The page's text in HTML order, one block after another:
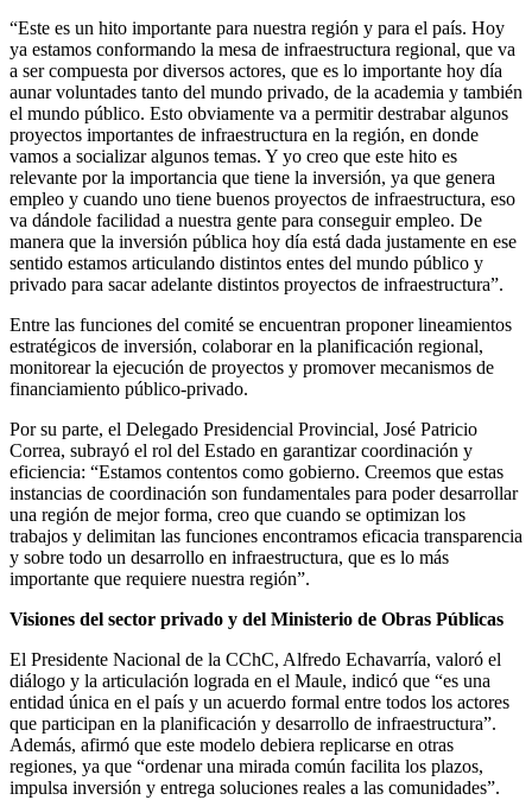
“Este es un hito importante para nuestra región y para el país. Hoy
ya estamos conformando la mesa de infraestructura regional, que va
a ser compuesta por diversos actores, que es lo importante hoy día
aunar voluntades tanto del mundo privado, de la academia y también
el mundo público. Esto obviamente va a permitir destrabar algunos
proyectos importantes de infraestructura en la región, en donde
vamos a socializar algunos temas. Y yo creo que este hito es
relevante por la importancia que tiene la inversión, ya que genera
empleo y cuando uno tiene buenos proyectos de infraestructura, eso
va dándole facilidad a nuestra gente para conseguir empleo. De
manera que la inversión pública hoy día está dada justamente en ese
sentido estamos articulando distintos entes del mundo público y
privado para sacar adelante distintos proyectos de infraestructura”.
Entre las funciones del comité se encuentran proponer lineamientos
estratégicos de inversión, colaborar en la planificación regional,
monitorear la ejecución de proyectos y promover mecanismos de
financiamiento público-privado.
Por su parte, el Delegado Presidencial Provincial, José Patricio
Correa, subrayó el rol del Estado en garantizar coordinación y
eficiencia: “Estamos contentos como gobierno. Creemos que estas
instancias de coordinación son fundamentales para poder desarrollar
una región de mejor forma, creo que cuando se optimizan los
trabajos y delimitan las funciones encontramos eficacia transparencia
y sobre todo un desarrollo en infraestructura, que es lo más
importante que requiere nuestra región”.
Visiones del sector privado y del Ministerio de Obras Públicas
El Presidente Nacional de la CChC, Alfredo Echavarría, valoró el
diálogo y la articulación lograda en el Maule, indicó que “es una
entidad única en el país y un acuerdo formal entre todos los actores
que participan en la planificación y desarrollo de infraestructura”.
Además, afirmó que este modelo debiera replicarse en otras
regiones, ya que “ordenar una mirada común facilita los plazos,
impulsa inversión y entrega soluciones reales a las comunidades”.